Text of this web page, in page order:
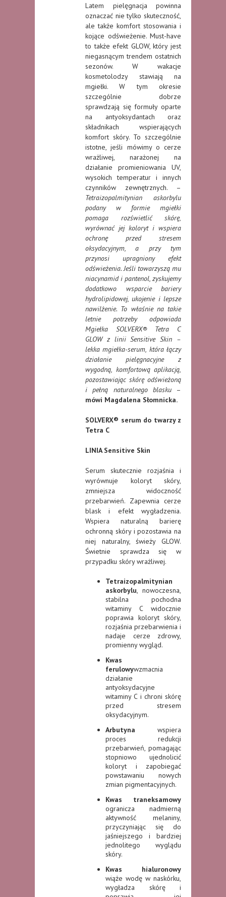
Latem pielęgnacja powinna
oznaczać nie tylko skuteczność,
ale także komfort stosowania i
kojące odświeżenie. Must-have
to także efekt GLOW, który jest
niegasnącym trendem ostatnich
sezonów. W wakacje
kosmetolodzy stawiają na
mgiełki. W tym okresie
szczególnie dobrze
sprawdzają się formuły oparte
na antyoksydantach oraz
składnikach wspierających
komfort skóry. To szczególnie
istotne, jeśli mówimy o cerze
wrażliwej, narażonej na
działanie promieniowania UV,
wysokich temperatur i innych
czynników zewnętrznych. –
Tetraizopalmitynian askorbylu
podany w formie mgiełki
pomaga rozświetlić skórę,
wyrównać jej koloryt i wspiera
ochronę przed stresem
oksydacyjnym, a przy tym
przynosi upragniony efekt
odświeżenia. Jeśli towarzyszą mu
niacynamid i pantenol, zyskujemy
dodatkowo wsparcie bariery
hydrolipidowej, ukojenie i lepsze
nawilżenie. To właśnie na takie
letnie potrzeby odpowiada
Mgiełka SOLVERX® Tetra C
GLOW z linii Sensitive Skin –
lekka mgiełka-serum, która łączy
działanie pielęgnacyjne z
wygodną, komfortową aplikacją,
pozostawiając skórę odświeżoną
i pełną naturalnego blasku–
mówi Magdalena Słomnicka.
SOLVERX® serum do twarzy z
Tetra C
LINIA Sensitive Skin
Serum skutecznie rozjaśnia i
wyrównuje koloryt skóry,
zmniejsza widoczność
przebarwień. Zapewnia cerze
blask i efekt wygładzenia.
Wspiera naturalną barierę
ochronną skóry i pozostawia na
niej naturalny, świeży GLOW.
Świetnie sprawdza się w
przypadku skóry wrażliwej.
Tetraizopalmitynian
askorbylu, nowoczesna,
stabilna pochodna
witaminy C widocznie
poprawia koloryt skóry,
rozjaśnia przebarwienia i
nadaje cerze zdrowy,
promienny wygląd.
Kwas
ferulowywzmacnia
działanie
antyoksydacyjne
witaminy C i chroni skórę
przed stresem
oksydacyjnym.
Arbutyna wspiera
proces redukcji
przebarwień, pomagając
stopniowo ujednolicić
koloryt i zapobiegać
powstawaniu nowych
zmian pigmentacyjnych.
Kwas traneksamowy
ogranicza nadmierną
aktywność melaniny,
przyczyniając się do
jaśniejszego i bardziej
jednolitego wyglądu
skóry.
Kwas hialuronowy
wiąże wodę w naskórku,
wygładza skórę i